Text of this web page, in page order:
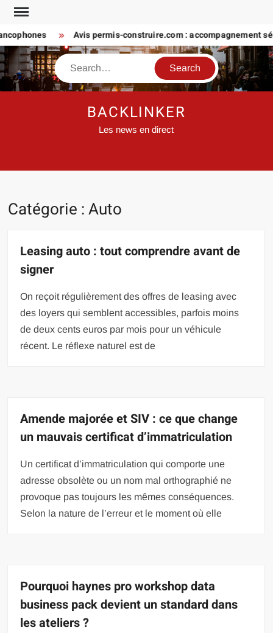
Skip
content
Avis permis-construire.com : accompagnement
Search
BACKLINKER
Les news en direct
Catégorie :Auto
Leasing auto : tout comprendre avant de
signer
On reçoit régulièrement des offres de leasing avec
des loyers qui semblent accessibles, parfois moins
de deux cents euros par mois pour un véhicule
récent. Le réflexe naturel est de
Amende majorée et SIV : ce que change
un mauvais certificat d’immatriculation
Un certificat d’immatriculation qui comporte une
adresse obsolète ou un nom mal orthographié ne
provoque pas toujours les mêmes conséquences.
Selon la nature de l’erreur et le moment où elle
Pourquoi haynes pro workshop data
business pack devient un standard dans
les ateliers ?